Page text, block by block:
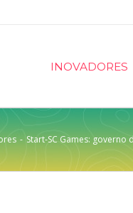
INOVADORES
- Start-SC Games: